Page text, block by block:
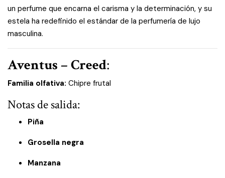
un perfume que encarna el carisma y la determinación, y su
estela ha redefinido el estándar de la perfumería de lujo
masculina.
Aventus – Creed:
Familia olfativa: Chipre frutal
Notas de salida:
Piña
Grosella negra
Manzana